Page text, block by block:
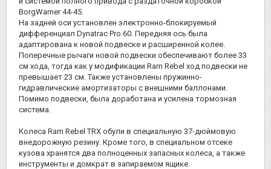
BorgWarner 44-45.
На задней оси установлен электронно-блокируемый
дифференциал Dynatrac Pro 60. Передняя ось была
адаптирована к новой подвеске и расширенной колее.
Поперечные рычаги новой подвески обеспечивают более 33
см хода, тогда как у модификации Ram Rebel ход подвески не
превышает 23 см. Также установлены пружинно-
гидравлические амортизаторы с внешними баллонами.
Помимо подвески, была доработана и усилена тормозная
система.
Колеса Ram Rebel TRX обули в специальную 37-дюймовую
внедорожную резину. Кроме того, в специальном отсеке
кузова хранятся два полноценных запасных колеса, а также
инструменты и домкрат в запираемом ящике.